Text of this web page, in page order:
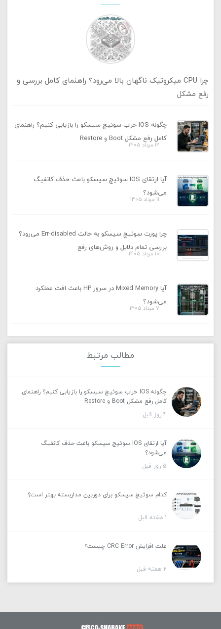
چرا CPU میکروتیک ناگهان بالا می‌رود؟ راهنمای کامل بررسی و
رفع مشکل
چگونه IOS خراب سوئیچ سیسکو را بازیابی کنیم؟ راهنمای
کامل رفع مشکل Boot و Restore
12 مرداد 1405
آیا ارتقای IOS سوئیچ سیسکو باعث حذف کانفیگ
می‌شود؟
11 مرداد 1405
چرا پورت سوئیچ سیسکو به حالت Err-disabled می‌رود؟
بررسی تمام دلایل و روش‌های رفع
10 مرداد 1405
آیا Mixed Memory در سرور HP باعث افت عملکرد
می‌شود؟
7 مرداد 1405
مطالب مرتبط
چگونه IOS خراب سوئیچ سیسکو را بازیابی کنیم؟ راهنمای
کامل رفع مشکل Boot و Restore
4 روز قبل
آیا ارتقای IOS سوئیچ سیسکو باعث حذف کانفیگ
می‌شود؟
5 روز قبل
کدام سوئیچ سیسکو برای دوربین مداربسته بهتر است؟
1 هفته قبل
علت افزایش CRC Error چیست؟
2 هفته قبل